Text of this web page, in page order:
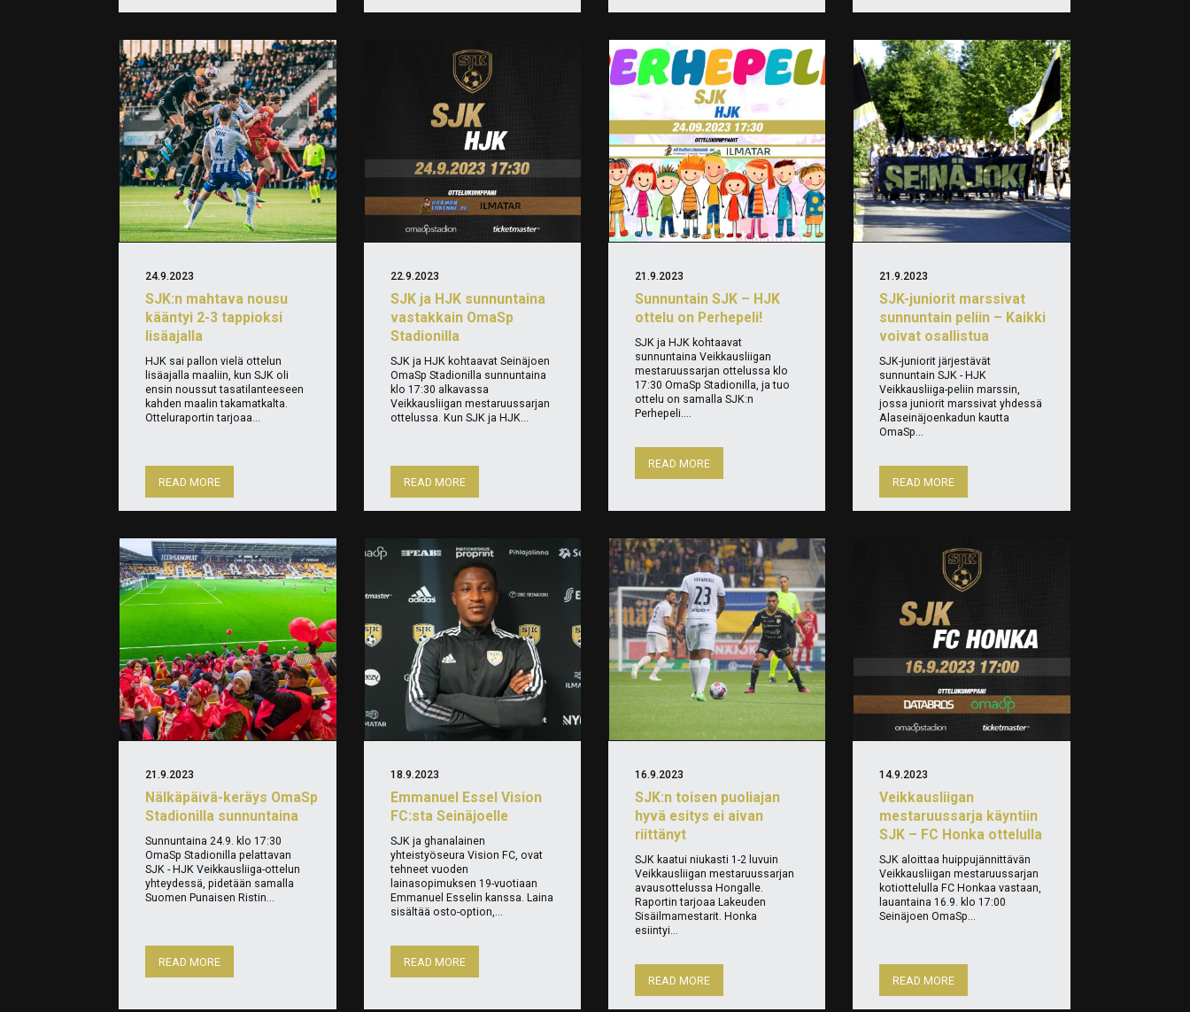
SJK:n mahtava nousu
kääntyi 2-3 tappioksi
lisäajalla
24.9.2023
HJK sai pallon vielä ottelun
lisäajalla maaliin, kun SJK oli
ensin noussut tasatilanteeseen
kahden maalin takamatkalta.
Otteluraportin tarjoaa...
READ MORE
SJK ja HJK sunnuntaina
vastakkain OmaSp
Stadionilla
22.9.2023
SJK ja HJK kohtaavat Seinäjoen
OmaSp Stadionilla sunnuntaina
klo 17:30 alkavassa
Veikkausliigan mestaruussarjan
ottelussa. Kun SJK ja HJK...
READ MORE
Sunnuntain SJK – HJK
ottelu on Perhepeli!
21.9.2023
SJK ja HJK kohtaavat
sunnuntaina Veikkausliigan
mestaruussarjan ottelussa klo
17:30 OmaSp Stadionilla, ja tuo
ottelu on samalla SJK:n
Perhepeli....
READ MORE
SJK-juniorit marssivat
sunnuntain peliin – Kaikki
voivat osallistua
21.9.2023
SJK-juniorit järjestävät
sunnuntain SJK - HJK
Veikkausliiga-peliin marssin,
jossa juniorit marssivat yhdessä
Alaseinäjoenkadun kautta
OmaSp...
READ MORE
Nälkäpäivä-keräys OmaSp
Stadionilla sunnuntaina
21.9.2023
Sunnuntaina 24.9. klo 17:30
OmaSp Stadionilla pelattavan
SJK - HJK Veikkausliiga-ottelun
yhteydessä, pidetään samalla
Suomen Punaisen Ristin...
READ MORE
Emmanuel Essel Vision
FC:sta Seinäjoelle
18.9.2023
SJK ja ghanalainen
yhteistyöseura Vision FC, ovat
tehneet vuoden
lainasopimuksen 19-vuotiaan
Emmanuel Esselin kanssa. Laina
sisältää osto-option,...
READ MORE
SJK:n toisen puoliajan
hyvä esitys ei aivan
riittänyt
16.9.2023
SJK kaatui niukasti 1-2 luvuin
Veikkausliigan mestaruussarjan
avausottelussa Hongalle.
Raportin tarjoaa Lakeuden
Sisäilmamestarit. Honka
esiintyi...
READ MORE
Veikkausliigan
mestaruussarja käyntiin
SJK – FC Honka ottelulla
14.9.2023
SJK aloittaa huippujännittävän
Veikkausliigan mestaruussarjan
kotiottelulla FC Honkaa vastaan,
lauantaina 16.9. klo 17:00
Seinäjoen OmaSp...
READ MORE